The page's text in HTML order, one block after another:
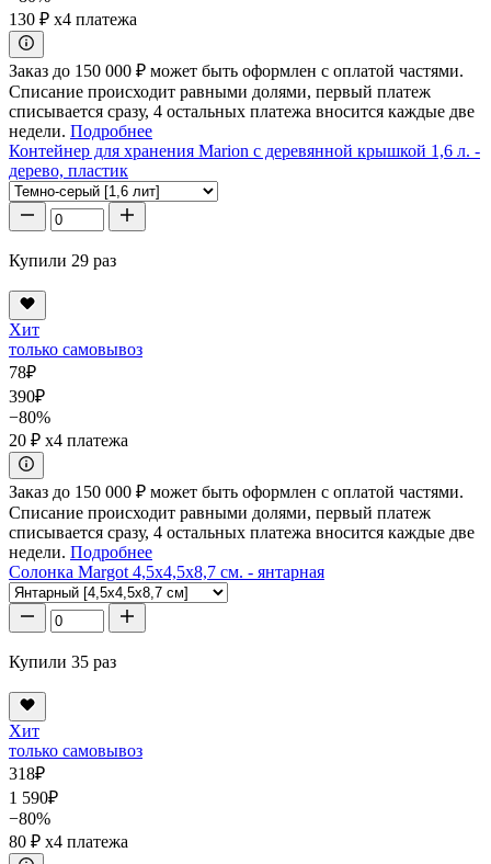
130 ₽ x4 платежа
Заказ до 150 000 ₽ может быть оформлен с оплатой частями.
Списание происходит равными долями, первый платеж
списывается сразу, 4 остальных платежа вносится каждые две
недели. Подробнее
Контейнер для хранения Marion с деревянной крышкой 1,6 л. -
дерево, пластик
Купили 29 раз
Хит
только самовывоз
78₽
390₽
−80%
20 ₽ x4 платежа
Заказ до 150 000 ₽ может быть оформлен с оплатой частями.
Списание происходит равными долями, первый платеж
списывается сразу, 4 остальных платежа вносится каждые две
недели. Подробнее
Солонка Margot 4,5x4,5x8,7 см. - янтарная
Купили 35 раз
Хит
только самовывоз
318₽
1 590₽
−80%
80 ₽ x4 платежа